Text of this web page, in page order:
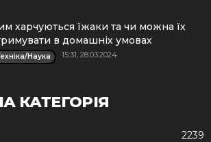
харчуються їжаки та чи можна їх
в домашніх умовах
Наука 15:31, 28.03.2024
КАТЕГОРІЯ
2239